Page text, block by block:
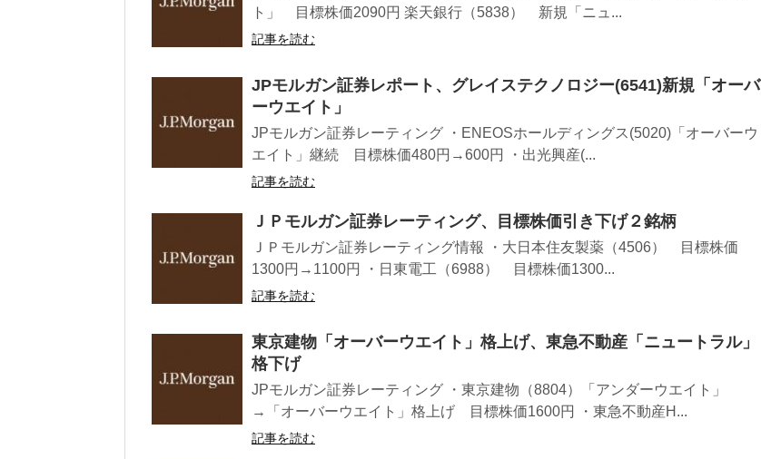
ト」 目標株価2090円 楽天銀行（5838） 新規「ニュ...
記事を読む
JPモルガン証券レポート、グレイステクノロジー(6541)新規「オーバ
ーウエイト」
JPモルガン証券レーティング ・ENEOSホールディングス(5020)「オーバーウ
エイト」継続 目標株価480円→600円 ・出光興産(...
記事を読む
ＪＰモルガン証券レーティング、目標株価引き下げ２銘柄
ＪＰモルガン証券レーティング情報 ・大日本住友製薬（4506） 目標株価
1300円→1100円 ・日東電工（6988） 目標株価1300...
記事を読む
東京建物「オーバーウエイト」格上げ、東急不動産「ニュートラル」
格下げ
JPモルガン証券レーティング ・東京建物（8804）「アンダーウエイト」
→「オーバーウエイト」格上げ 目標株価1600円 ・東急不動産H...
記事を読む